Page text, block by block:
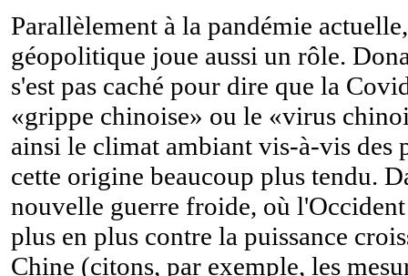
Parallèlement à la pandémie
géopolitique joue aussi un rôle.
s'est pas caché pour dire que la
«grippe chinoise» ou le «virus
ainsi le climat ambiant vis-à-vis des
cette origine beaucoup plus tendu.
nouvelle guerre froide, où l'Occident
plus en plus contre la puissance
Chine (citons, par exemple, les